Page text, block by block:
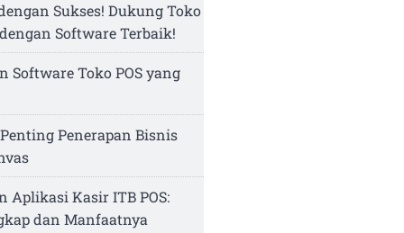
Sukses! Dukung Toko
Software Terbaik!
Software Toko POS yang
Penerapan Bisnis
Aplikasi Kasir ITB POS:
dan Manfaatnya